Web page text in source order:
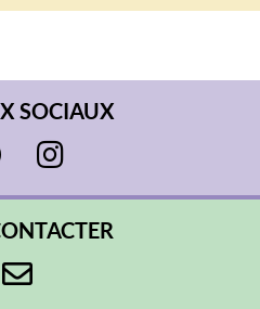
SOCIAUX